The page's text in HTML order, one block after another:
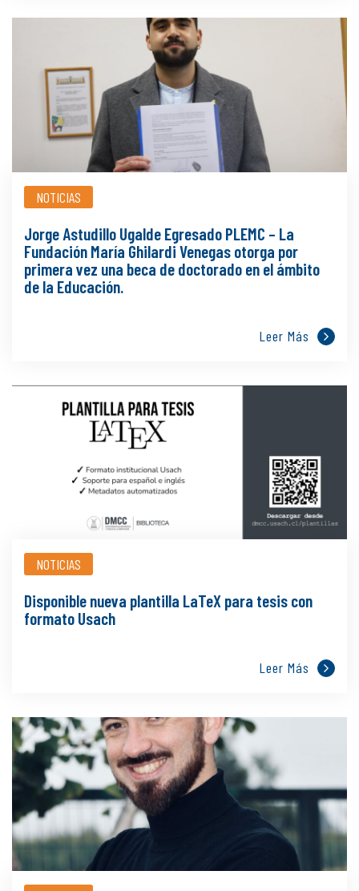
NOTICIAS
Jorge Astudillo Ugalde Egresado PLEMC – La
Fundación María Ghilardi Venegas otorga por
primera vez una beca de doctorado en el ámbito
de la Educación.
Leer Más
NOTICIAS
Disponible nueva plantilla LaTeX para tesis con
formato Usach
Leer Más